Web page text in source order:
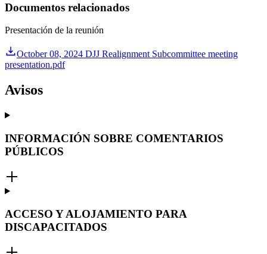
Documentos relacionados
Presentación de la reunión
October 08, 2024 DJJ Realignment Subcommittee meeting
presentation.pdf
Avisos
INFORMACIÓN SOBRE COMENTARIOS
PÚBLICOS
ACCESO Y ALOJAMIENTO PARA
DISCAPACITADOS